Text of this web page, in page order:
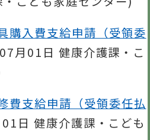
入費支給申請（受領委
月01日 健康介護課・こ
支給申請（受領委任払
日 健康介護課・こども